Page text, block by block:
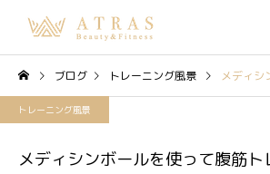
ブログ トレーニング風景 メディシンボ
トレーニング風景
メディシンボールを使って腹筋ト